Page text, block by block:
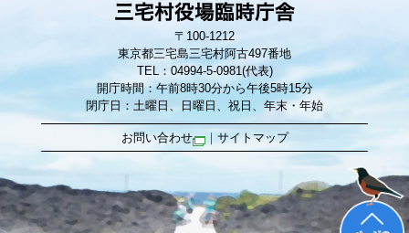
〒100-1212
東京都三宅島三宅村阿古497番地
TEL：04994-5-0981(代表)
開庁時間：午前8時30分から午後5時15分
閉庁日：土曜日、日曜日、祝日、年末・年始
お問い合わせ ｜ サイトマップ